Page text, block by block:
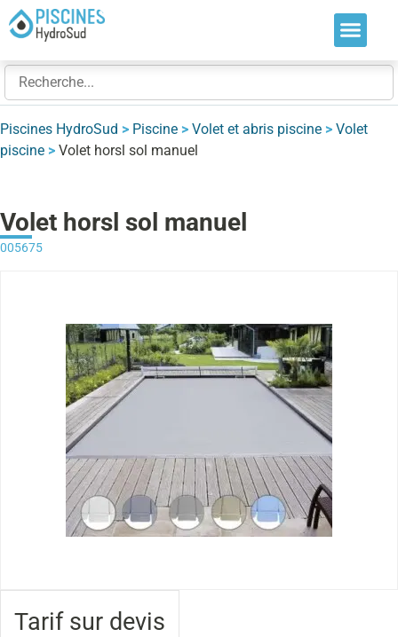
Piscines HydroSud > Piscine > Volet et abris piscine > Volet
piscine > Volet horsl sol manuel
Volet horsl sol manuel
005675
Tarif sur devis